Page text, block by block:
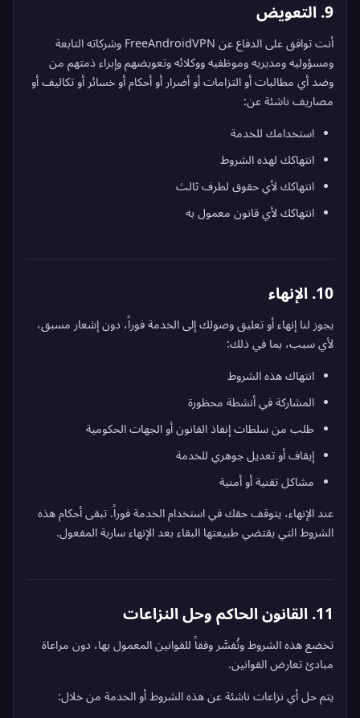
9. التعويض
أنت توافق على الدفاع عن FreeAndroidVPN وشركاته التابعة
ومسؤوليه ومديريه وموظفيه ووكلائه وتعويضهم وإبراء ذمتهم من
وضد أي مطالبات أو التزامات أو أضرار أو أحكام أو خسائر أو تكاليف أو
مصاريف ناشئة عن:
استخدامك للخدمة
انتهاكك لهذه الشروط
انتهاكك لأي حقوق لطرف ثالث
انتهاكك لأي قانون معمول به
10. الإنهاء
يجوز لنا إنهاء أو تعليق وصولك إلى الخدمة فوراً، دون إشعار مسبق،
لأي سبب، بما في ذلك:
انتهاك هذه الشروط
المشاركة في أنشطة محظورة
طلب من سلطات إنفاذ القانون أو الجهات الحكومية
إيقاف أو تعديل جوهري للخدمة
مشاكل تقنية أو أمنية
عند الإنهاء، يتوقف حقك في استخدام الخدمة فوراً. تبقى أحكام هذه
الشروط التي يقتضي طبيعتها البقاء بعد الإنهاء سارية المفعول.
11. القانون الحاكم وحل النزاعات
تخضع هذه الشروط وتُفسَّر وفقاً للقوانين المعمول بها، دون مراعاة
مبادئ تعارض القوانين.
يتم حل أي نزاعات ناشئة عن هذه الشروط أو الخدمة من خلال: